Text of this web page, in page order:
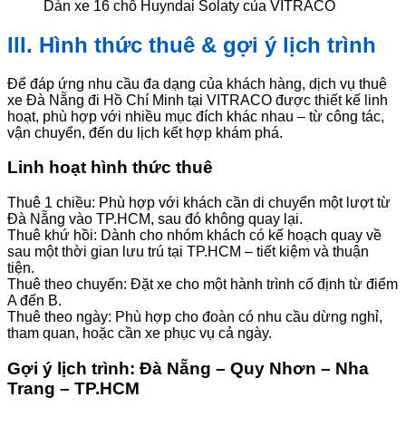
Dàn xe 16 chỗ Huyndai Solaty của VITRACO
III. Hình thức thuê & gợi ý lịch trình
Để đáp ứng nhu cầu đa dạng của khách hàng, dịch vụ thuê
xe Đà Nẵng đi Hồ Chí Minh tại VITRACO được thiết kế linh
hoạt, phù hợp với nhiều mục đích khác nhau – từ công tác,
vận chuyển, đến du lịch kết hợp khám phá.
Linh hoạt hình thức thuê
Thuê 1 chiều: Phù hợp với khách cần di chuyển một lượt từ
Đà Nẵng vào TP.HCM, sau đó không quay lại.
Thuê khứ hồi: Dành cho nhóm khách có kế hoạch quay về
sau một thời gian lưu trú tại TP.HCM – tiết kiệm và thuận
tiện.
Thuê theo chuyến: Đặt xe cho một hành trình cố định từ điểm
A đến B.
Thuê theo ngày: Phù hợp cho đoàn có nhu cầu dừng nghỉ,
tham quan, hoặc cần xe phục vụ cả ngày.
Gợi ý lịch trình: Đà Nẵng – Quy Nhơn – Nha
Trang – TP.HCM